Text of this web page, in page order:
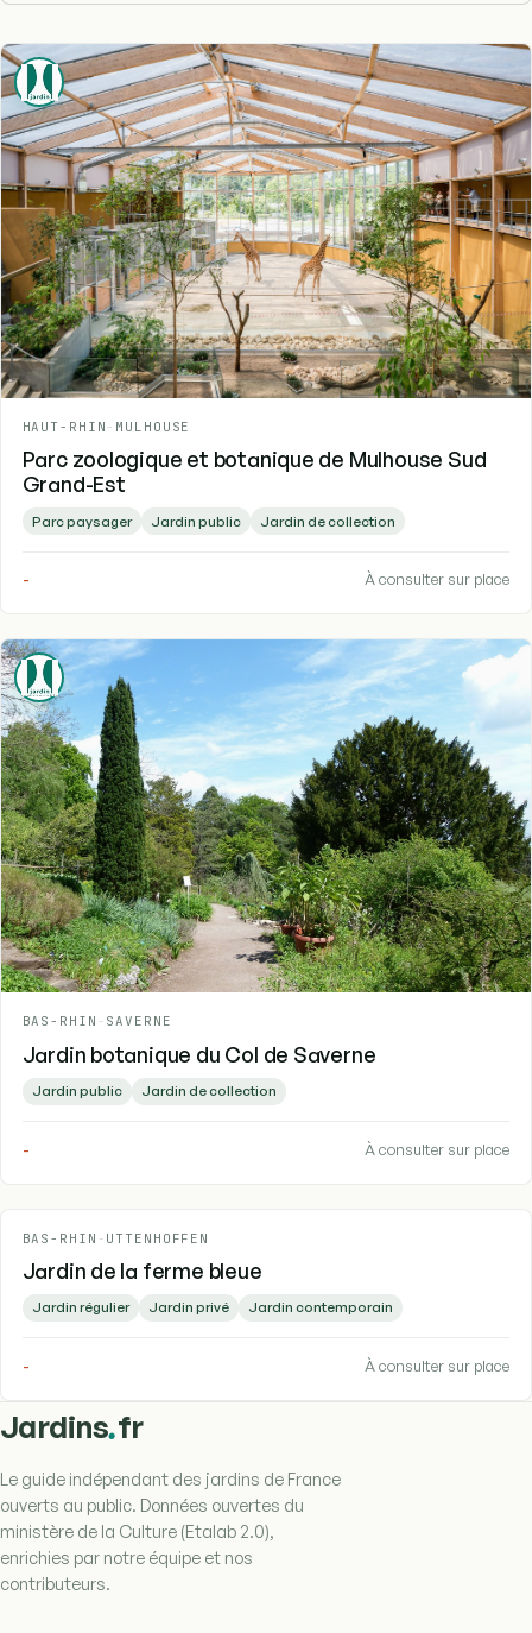
HAUT-RHIN - MULHOUSE
Parc zoologique et botanique de Mulhouse Sud
Grand-Est
Parc paysager Jardin public Jardin de collection
- À consulter sur place
BAS-RHIN - SAVERNE
Jardin botanique du Col de Saverne
Jardin public Jardin de collection
- À consulter sur place
BAS-RHIN - UTTENHOFFEN
Jardin de la ferme bleue
Jardin régulier Jardin privé Jardin contemporain
- À consulter sur place
Jardins.fr
Le guide indépendant des jardins de France
ouverts au public. Données ouvertes du
ministère de la Culture (Etalab 2.0),
enrichies par notre équipe et nos
contributeurs.